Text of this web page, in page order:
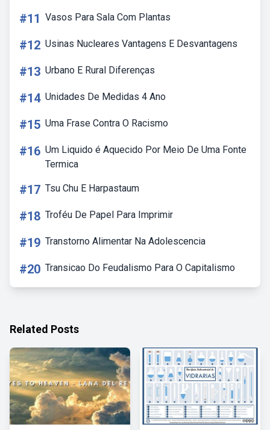
#11 Vasos Para Sala Com Plantas
#12 Usinas Nucleares Vantagens E Desvantagens
#13 Urbano E Rural Diferenças
#14 Unidades De Medidas 4 Ano
#15 Uma Frase Contra O Racismo
#16 Um Liquido é Aquecido Por Meio De Uma Fonte
Termica
#17 Tsu Chu E Harpastaum
#18 Troféu De Papel Para Imprimir
#19 Transtorno Alimentar Na Adolescencia
#20 Transicao Do Feudalismo Para O Capitalismo
Related Posts